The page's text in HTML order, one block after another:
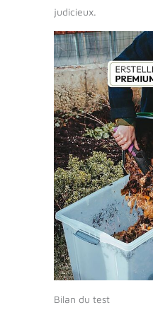
judicieux.
Bilan du test